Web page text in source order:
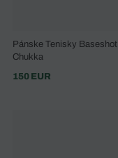
Pánske Tenisky Baseshot
Chukka
150 EUR